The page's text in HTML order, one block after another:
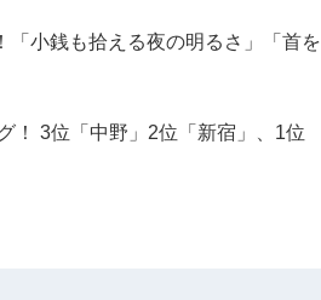
「小銭も拾える夜の明るさ」「首を
！ 3位「中野」2位「新宿」、1位